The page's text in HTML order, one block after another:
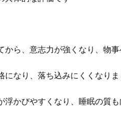
から、意志力が強くなり、物
になり、落ち込みにくくなりま
浮かびやすくなり、睡眠の質も